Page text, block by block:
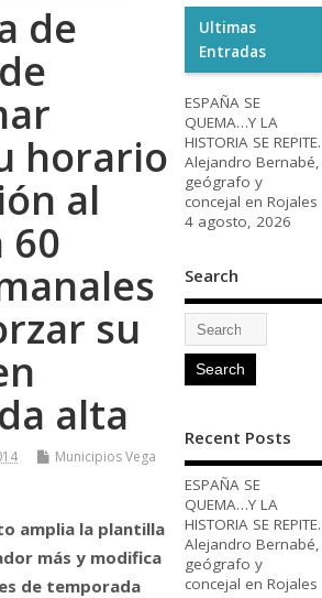
de
horario
al
60
su
alta
Municipios Vega
amplia la plantilla
más y modifica
de temporada
Ultimas
Entradas
ESPAÑA SE
QUEMA…Y LA
HISTORIA SE REPITE.
Alejandro Bernabé,
geógrafo y
concejal en Rojales
4 agosto, 2026
Search
Recent Posts
ESPAÑA SE
QUEMA…Y LA
HISTORIA SE REPITE.
Alejandro Bernabé,
geógrafo y
concejal en Rojales